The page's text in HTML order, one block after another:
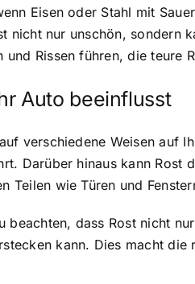
Eisen oder Stahl mit
nicht nur unschön, sondern
und Rissen führen, die teure
Auto beeinflusst
verschiedene Weisen auf
Darüber hinaus kann Rost
Teilen wie Türen und
beachten, dass Rost nicht
kann. Dies macht